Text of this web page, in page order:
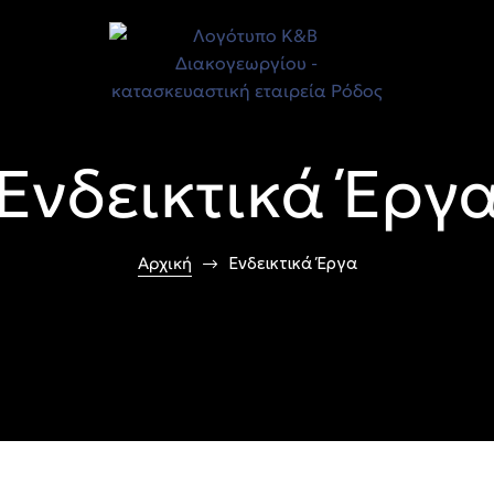
Αρχική Ενδεικτικά Έργα